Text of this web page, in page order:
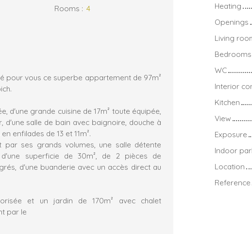
Rooms : 4
pour vous ce superbe appartement de 97m²
d'une grande cuisine de 17m² toute équipée,
d'une salle de bain avec baignoire, douche à
enfilades de 13 et 11m².
par ses grands volumes, une salle détente
superficie de 30m², de 2 pièces de
d'une buanderie avec un accès direct au
et un jardin de 170m² avec chalet
par le
Heating
Openings
Living
Bedrooms
WC
Interior
Kitchen
View
Exposure
Indoor
Location
Reference